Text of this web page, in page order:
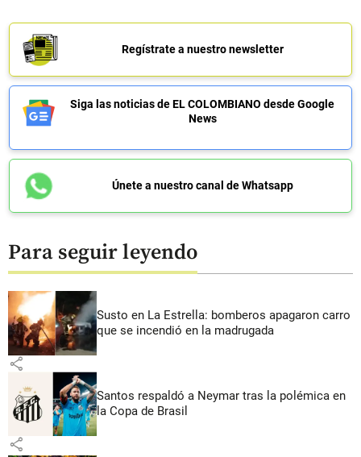
Regístrate a nuestro newsletter
Siga las noticias de EL COLOMBIANO desde Google
News
Únete a nuestro canal de Whatsapp
Para seguir leyendo
Susto en La Estrella: bomberos apagaron carro
que se incendió en la madrugada
share
Santos respaldó a Neymar tras la polémica en
la Copa de Brasil
share